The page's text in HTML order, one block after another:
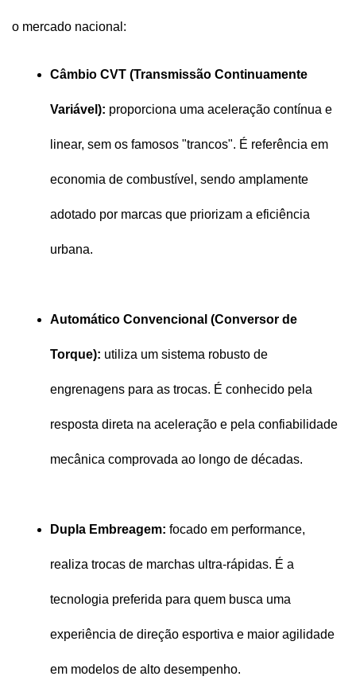
o mercado nacional:
Câmbio CVT (Transmissão Continuamente
Variável): proporciona uma aceleração contínua e
linear, sem os famosos "trancos". É referência em
economia de combustível, sendo amplamente
adotado por marcas que priorizam a eficiência
urbana.
Automático Convencional (Conversor de
Torque): utiliza um sistema robusto de
engrenagens para as trocas. É conhecido pela
resposta direta na aceleração e pela confiabilidade
mecânica comprovada ao longo de décadas.
Dupla Embreagem: focado em performance,
realiza trocas de marchas ultra-rápidas. É a
tecnologia preferida para quem busca uma
experiência de direção esportiva e maior agilidade
em modelos de alto desempenho.